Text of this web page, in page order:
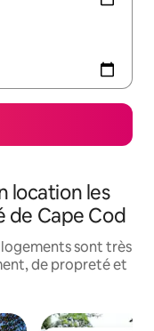
location les
de Cape Cod
logements sont très
de propreté et